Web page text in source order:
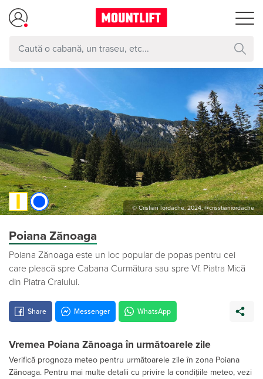
© Cristian Iordache, 2024, @crisstianiordache
Poiana Zănoaga
Poiana Zănoaga este un loc popular de popas pentru cei
care pleacă spre Cabana Curmătura sau spre Vf. Piatra Mică
din Piatra Craiului.
Share Messenger WhatsApp
Vremea Poiana Zănoaga în următoarele zile
Verifică prognoza meteo pentru următoarele zile în zona Poiana
Zănoaga. Pentru mai multe detalii cu privire la condițiile meteo, vezi